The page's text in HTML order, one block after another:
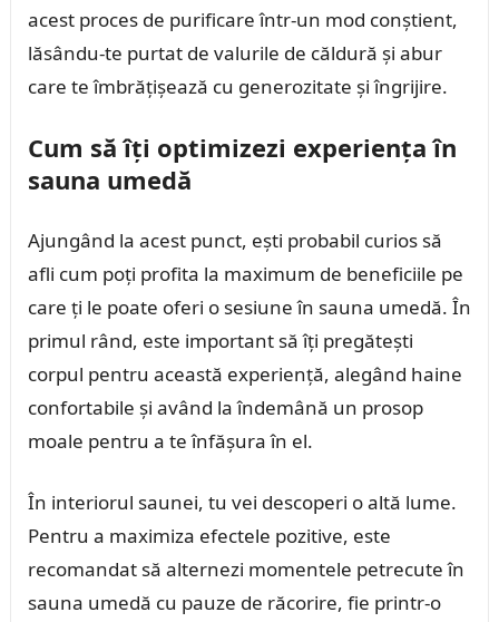
acest proces de purificare într-un mod conștient,
lăsându-te purtat de valurile de căldură și abur
care te îmbrățișează cu generozitate și îngrijire.
Cum să îți optimizezi experiența în
sauna umedă
Ajungând la acest punct, ești probabil curios să
afli cum poți profita la maximum de beneficiile pe
care ți le poate oferi o sesiune în sauna umedă. În
primul rând, este important să îți pregătești
corpul pentru această experiență, alegând haine
confortabile și având la îndemână un prosop
moale pentru a te înfășura în el.
În interiorul saunei, tu vei descoperi o altă lume.
Pentru a maximiza efectele pozitive, este
recomandat să alternezi momentele petrecute în
sauna umedă cu pauze de răcorire, fie printr-o